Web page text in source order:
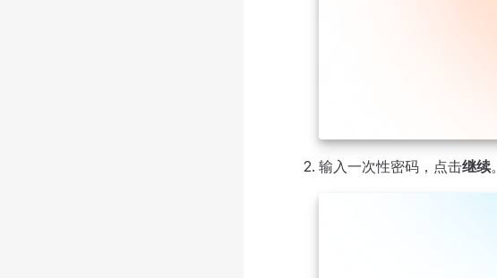
输入一次性密码，点击继续。